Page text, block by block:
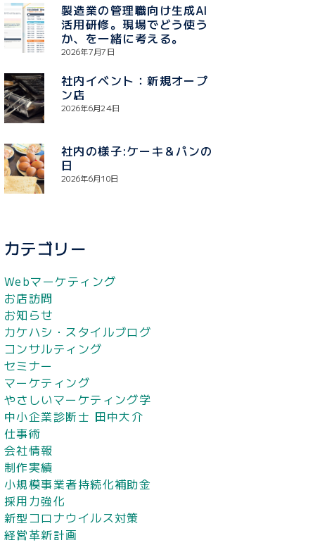
製造業の管理職向け生成AI
活用研修。現場でどう使う
か、を一緒に考える。
2026年7月7日
社内イベント：新規オープ
ン店
2026年6月24日
社内の様子:ケーキ＆パンの
日
2026年6月10日
カテゴリー
Webマーケティング
お店訪問
お知らせ
カケハシ・スタイルブログ
コンサルティング
セミナー
マーケティング
やさしいマーケティング学
中小企業診断士 田中大介
仕事術
会社情報
制作実績
小規模事業者持続化補助金
採用力強化
新型コロナウイルス対策
経営革新計画